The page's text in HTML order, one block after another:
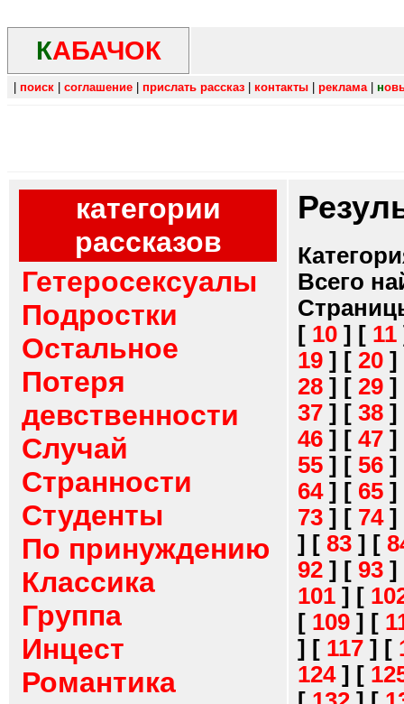
КАБАЧОК
поиск соглашение прислать рассказ контакты реклама| н
категории
рассказов
Гетеросексуалы
Подростки
Остальное
Потеря
девственности
Случай
Странности
Студенты
По принуждению
Классика
Группа
Инцест
Романтика
Всего
[ 10 ] [ 11
19 ] [ 20 ]
28 ] [ 29 ]
37 ] [ 38 ]
46 ] [ 47 ]
55 ] [ 56 ]
64] [ 65 ]
73 ] [ 74]
] [ 83 ] [
92 ] [ 93 ]
101 ] [
[ 109 ] [
] [ 117 ] [
124] [